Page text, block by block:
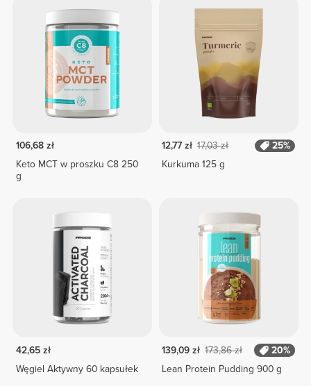
106,68 zł
Keto MCT w proszku C8 250
g
12,77 zł 17,03 zł
25%
Kurkuma 125 g
42,65 zł
Węgiel Aktywny 60 kapsułek
139,09 zł 173,86 zł
20%
Lean Protein Pudding 900 g